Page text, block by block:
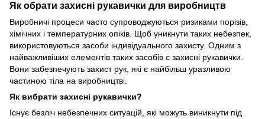
Як обрати захисні рукавички для виробництв
Виробничі процеси часто супроводжуються ризиками порізів,
хімічних і температурних опіків. Щоб уникнути таких небезпек,
використовуються засоби індивідуального захисту. Одним з
найважливіших елементів таких засобів є захисні рукавички.
Вони забезпечують захист рук, які є найбільш уразливою
частиною тіла на виробництві.
Як вибрати захисні рукавички?
Існує безліч небезпечних ситуацій, які можуть виникнути під